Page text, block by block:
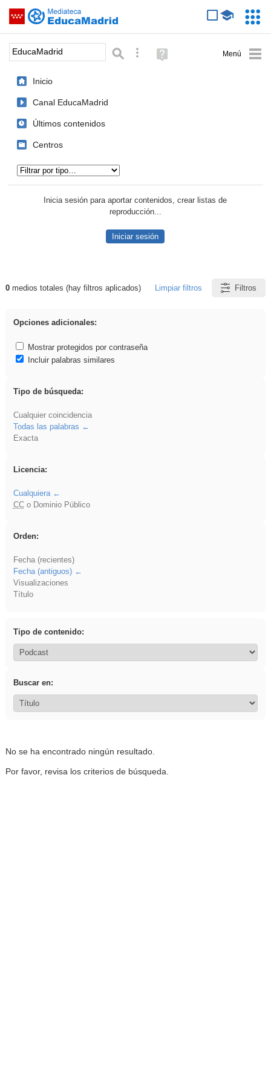
Saltar navegación
Palabra o frase: Búsqueda avanzada
Ayuda
(en
Inicio
Canal EducaMadrid
Últimos contenidos
Centros
Inicia sesión para aportar contenidos, crear listas de
reproducción...
Iniciar sesión
Resultados de: EducaMadrid
0medios totales (hay filtros aplicados) Limpiar filtros Filtros
Opciones adicionales:
Mostrar protegidos por contraseña
Incluir palabras similares
Tipo de búsqueda:
Cualquier coincidencia
Todas las palabras
Exacta
Licencia:
Cualquiera
CCo Dominio Público
Orden:
Fecha (recientes)
Fecha (antiguos)
Visualizaciones
Título
Tipo de contenido:
Buscar en:
No se ha encontrado ningún resultado.
Por favor, revisa los criterios de búsqueda.